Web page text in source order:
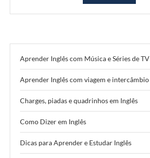
Aprender Inglês com Música e Séries de TV
Aprender Inglês com viagem e intercâmbio
Charges, piadas e quadrinhos em Inglês
Como Dizer em Inglês
Dicas para Aprender e Estudar Inglês